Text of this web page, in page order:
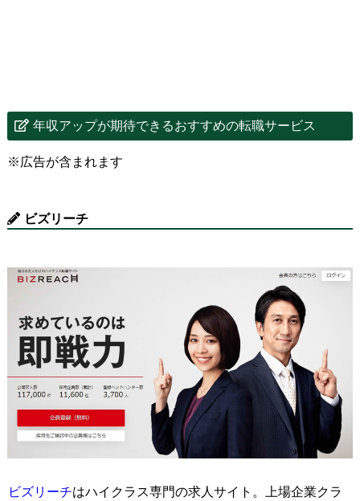
年収アップが期待できるおすすめの転職サービス
※広告が含まれます
ビズリーチ
ビズリーチはハイクラス専門の求人サイト。上場企業クラ